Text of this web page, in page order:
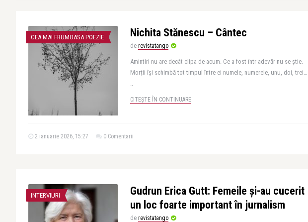
CEA MAI FRUMOASA POEZIE Nichita Stănescu – Cântec
de revistatango
Amintiri nu are decât clipa de-acum. Ce-a fost într-adevăr nu se știe.
Morții își schimbă tot timpul între ei numele, numerele, unu, doi, trei…
..
CITEȘTE ÎN CONTINUARE
2 ianuarie 2026, 15:27 0 Comentarii
INTERVIURI
Gudrun Erica Gutt: Femeile și-au cucerit
un loc foarte important în jurnalism
de revistatango